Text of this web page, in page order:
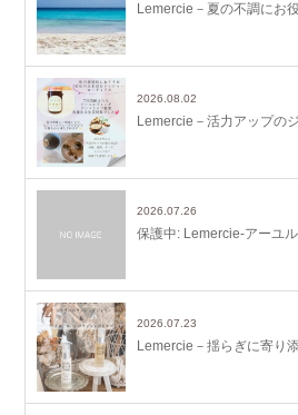
Lemercie－夏の不調にお
2026.08.02
Lemercie－活力アップの
2026.07.26
保護中: Lemercie-アーユ
2026.07.23
Lemercie－揺らぎに寄り